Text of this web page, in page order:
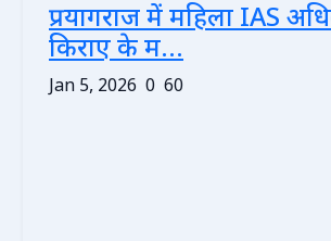
प्रयागराज में महिला IAS
किराए के म...
Jan 5, 2026 0 60